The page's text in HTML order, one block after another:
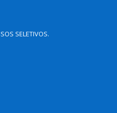
SELETIVOS.